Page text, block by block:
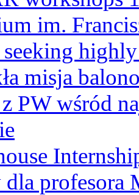
im.
misja
z PW wśród
profesora